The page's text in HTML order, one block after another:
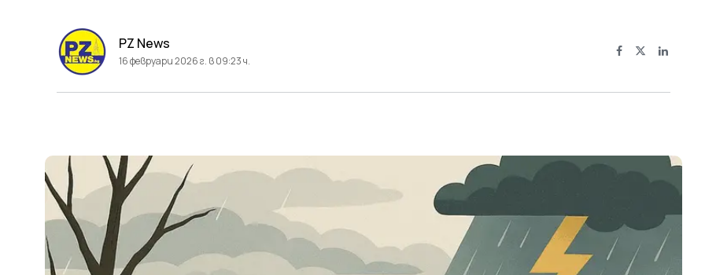
PZ News
16 февруари 2026 г. в 09:23 ч.